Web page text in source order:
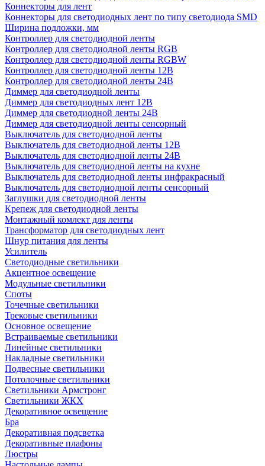
Коннекторы для лент
Коннекторы для светодиодных лент по типу светодиода SMD
Ширина подложки, мм
Контроллер для светодиодной ленты
Контроллер для светодиодной ленты RGB
Контроллер для светодиодной ленты RGBW
Контроллер для светодиодной ленты 12В
Контроллер для светодиодной ленты 24В
Диммер для светодиодной ленты
Диммер для светодиодных лент 12В
Диммер для светодиодной ленты 24В
Диммер для светодиодной ленты сенсорный
Выключатель для светодиодной ленты
Выключатель для светодиодной ленты 12В
Выключатель для светодиодной ленты 24В
Выключатель для светодиодной ленты на кухне
Выключатель для светодиодной ленты инфракрасный
Выключатель для светодиодной ленты сенсорный
Заглушки для светодиодной ленты
Крепеж для светодиодной ленты
Монтажный комлект для ленты
Трансформатор для светодиодных лент
Шнур питания для ленты
Усилитель
Светодиодные светильники
Акцентное освещение
Модульные светильники
Споты
Точечные светильники
Трековые светильники
Основное освещение
Встраиваемые светильники
Линейные светильники
Накладные светильники
Подвесные светильники
Потолочные светильники
Светильники Армстронг
Светильники ЖКХ
Декоративное освещение
Бра
Декоративная подсветка
Декоративные плафоны
Люстры